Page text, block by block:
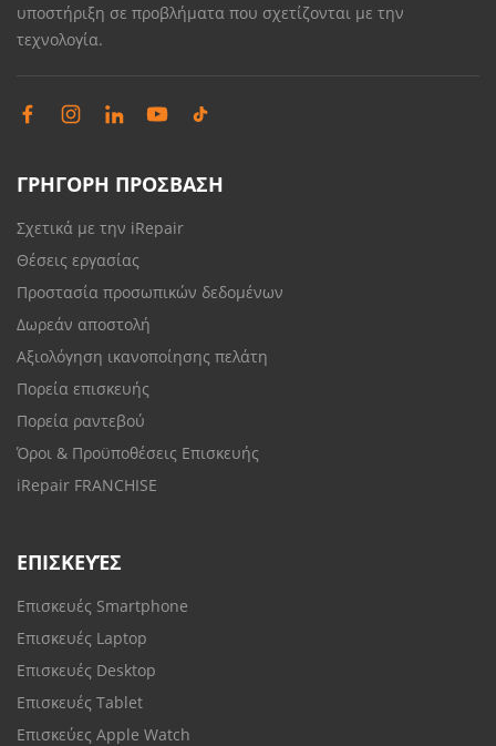
υποστήριξη σε προβλήματα που σχετίζονται με την
τεχνολογία.
ΓΡΗΓΟΡΗ ΠΡΟΣΒΑΣΗ
Σχετικά με την iRepair
Θέσεις εργασίας
Προστασία προσωπικών δεδομένων
Δωρεάν αποστολή
Αξιολόγηση ικανοποίησης πελάτη
Πορεία επισκευής
Πορεία ραντεβού
Όροι & Προϋποθέσεις Επισκευής
iRepair FRANCHISE
ΕΠΙΣΚΕΥΈΣ
Επισκευές Smartphone
Επισκευές Laptop
Επισκευές Desktop
Επισκευές Tablet
Επισκεύες Apple Watch